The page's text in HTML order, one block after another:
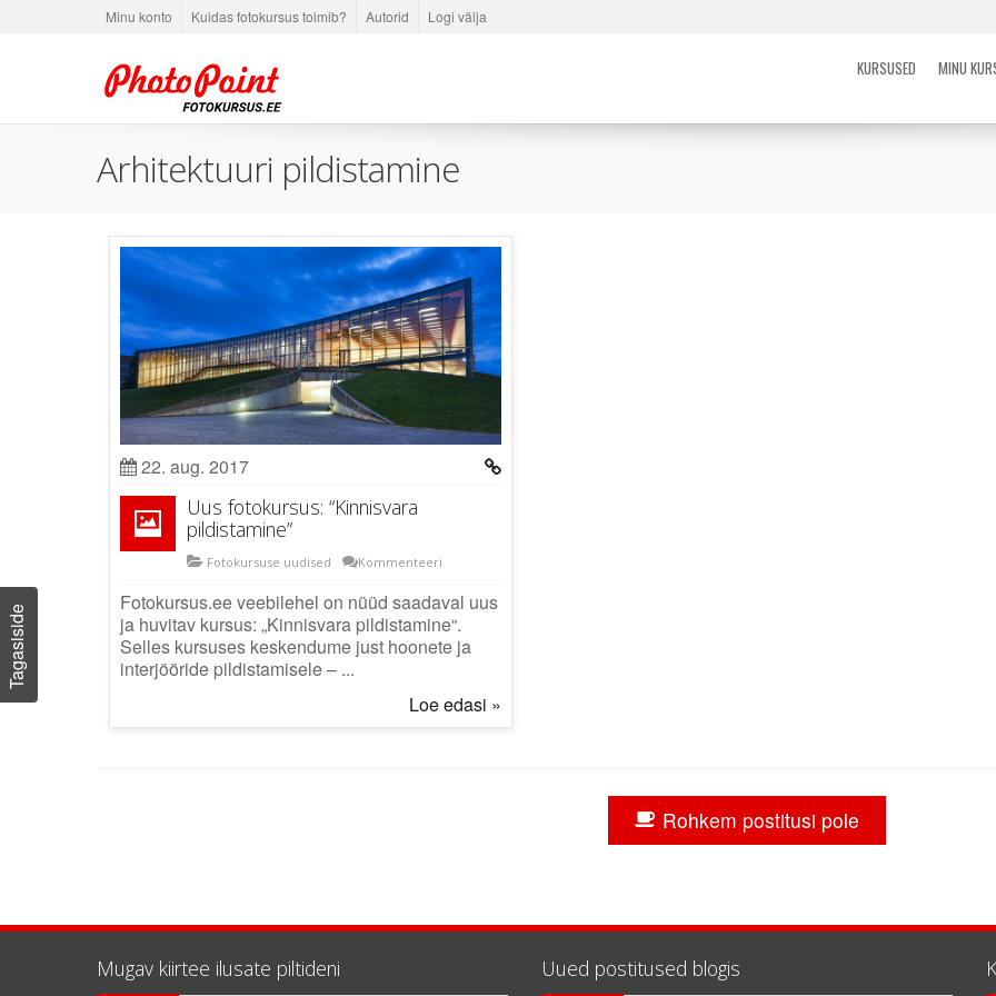
Minu konto Kuidas fotokursus toimib? Autorid Logi välja
KURSUSED MINU
Arhitektuuri pildistamine
22. aug. 2017
Uus fotokursus: “Kinnisvara
pildistamine”
Fotokursuse uudised Kommenteeri
Fotokursus.ee veebilehel on nüüd saadaval uus
ja huvitav kursus: „Kinnisvara pildistamine“.
Selles kursuses keskendume just hoonete ja
interjööride pildistamisele – ...
Loe edasi »
Rohkem postitusi pole
Mugav kiirtee ilusate piltideni Uued postitused blogis
Tagasiside